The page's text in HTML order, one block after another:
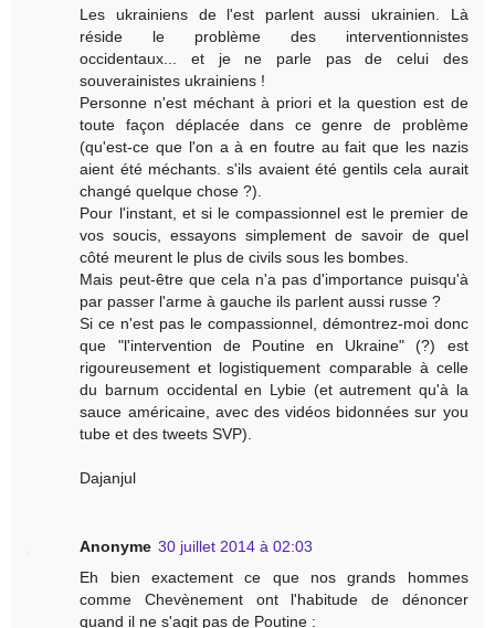
Les ukrainiens de l'est parlent aussi ukrainien. Là
réside le problème des interventionnistes
occidentaux... et je ne parle pas de celui des
souverainistes ukrainiens !
Personne n'est méchant à priori et la question est de
toute façon déplacée dans ce genre de problème
(qu'est-ce que l'on a à en foutre au fait que les nazis
aient été méchants. s'ils avaient été gentils cela aurait
changé quelque chose ?).
Pour l'instant, et si le compassionnel est le premier de
vos soucis, essayons simplement de savoir de quel
côté meurent le plus de civils sous les bombes.
Mais peut-être que cela n'a pas d'importance puisqu'à
par passer l'arme à gauche ils parlent aussi russe ?
Si ce n'est pas le compassionnel, démontrez-moi donc
que "l'intervention de Poutine en Ukraine" (?) est
rigoureusement et logistiquement comparable à celle
du barnum occidental en Lybie (et autrement qu'à la
sauce américaine, avec des vidéos bidonnées sur you
tube et des tweets SVP).
Dajanjul
Anonyme 30 juillet 2014 à 02:03
Eh bien exactement ce que nos grands hommes
comme Chevènement ont l'habitude de dénoncer
quand il ne s'agit pas de Poutine :